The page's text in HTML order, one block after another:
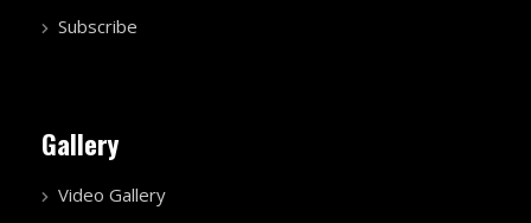
Subscribe
Gallery
Video Gallery